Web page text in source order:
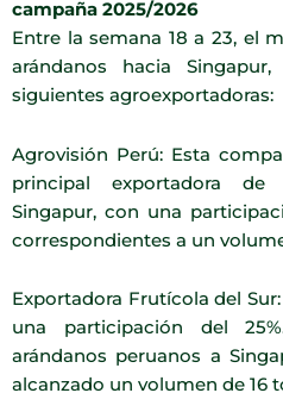
campaña 2025/2026
Entre la semana 18 a 23, el
arándanos hacia
siguientes agroexportadoras:
Agrovisión Perú: Esta
principal exportadora de
Singapur, con una
correspondientes a un
Exportadora Frutícola del
una participación del
arándanos peruanos a
alcanzado un volumen de 16